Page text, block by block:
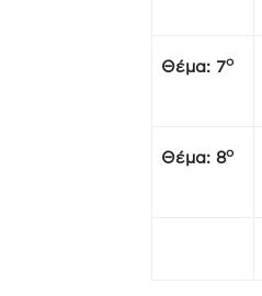
Θέμα: 7ο
Θέμα: 8ο